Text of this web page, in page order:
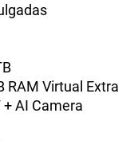
RAM Virtual Extra
+ AI Camera